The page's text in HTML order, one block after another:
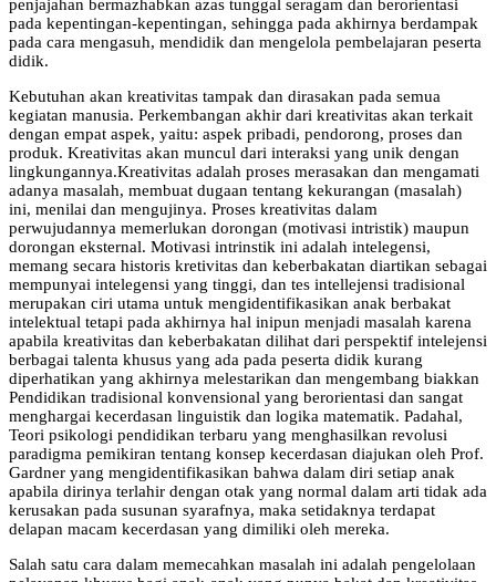
penjajahan bermazhabkan azas tunggal seragam dan berorientasi
pada kepentingan-kepentingan, sehingga pada akhirnya berdampak
pada cara mengasuh, mendidik dan mengelola pembelajaran peserta
didik.
Kebutuhan akan kreativitas tampak dan dirasakan pada semua
kegiatan manusia. Perkembangan akhir dari kreativitas akan terkait
dengan empat aspek, yaitu: aspek pribadi, pendorong, proses dan
produk. Kreativitas akan muncul dari interaksi yang unik dengan
lingkungannya.Kreativitas adalah proses merasakan dan mengamati
adanya masalah, membuat dugaan tentang kekurangan (masalah)
ini, menilai dan mengujinya. Proses kreativitas dalam
perwujudannya memerlukan dorongan (motivasi intristik) maupun
dorongan eksternal. Motivasi intrinstik ini adalah intelegensi,
memang secara historis kretivitas dan keberbakatan diartikan sebagai
mempunyai intelegensi yang tinggi, dan tes intellejensi tradisional
merupakan ciri utama untuk mengidentifikasikan anak berbakat
intelektual tetapi pada akhirnya hal inipun menjadi masalah karena
apabila kreativitas dan keberbakatan dilihat dari perspektif intelejensi
berbagai talenta khusus yang ada pada peserta didik kurang
diperhatikan yang akhirnya melestarikan dan mengembang biakkan
Pendidikan tradisional konvensional yang berorientasi dan sangat
menghargai kecerdasan linguistik dan logika matematik. Padahal,
Teori psikologi pendidikan terbaru yang menghasilkan revolusi
paradigma pemikiran tentang konsep kecerdasan diajukan oleh Prof.
Gardner yang mengidentifikasikan bahwa dalam diri setiap anak
apabila dirinya terlahir dengan otak yang normal dalam arti tidak ada
kerusakan pada susunan syarafnya, maka setidaknya terdapat
delapan macam kecerdasan yang dimiliki oleh mereka.
Salah satu cara dalam memecahkan masalah ini adalah pengelolaan